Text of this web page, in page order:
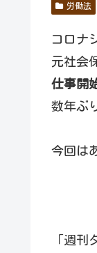
労働法
コロナ
元社会
仕事開
数年ぶ
今回は
「週